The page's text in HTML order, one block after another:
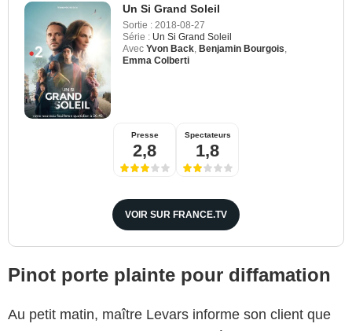
Un Si Grand Soleil
Sortie : 2018-08-27
Série : Un Si Grand Soleil
Avec Yvon Back Benjamin Bourgois
Emma Colberti
Presse
2,8
Spectateurs
1,8
VOIR SUR FRANCE.TV
Pinot porte plainte pour diffamation
Au petit matin, maître Levars informe son client que